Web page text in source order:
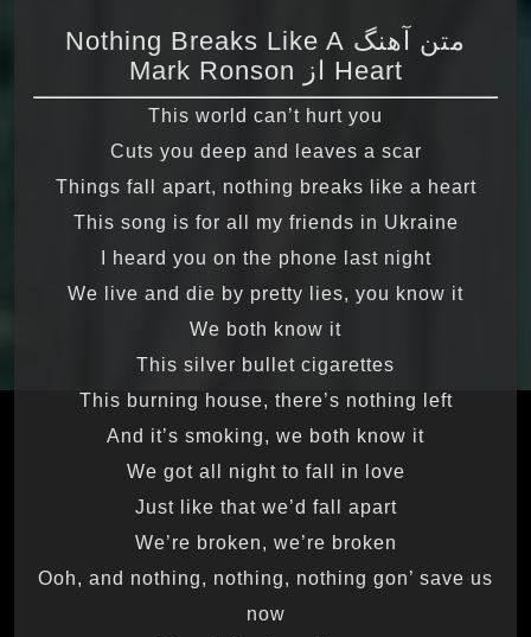
متن آهنگ Nothing Breaks Like A
Heart از Mark Ronson
This world can’t hurt you
Cuts you deep and leaves a scar
Things fall apart, nothing breaks like a heart
This song is for all my friends in Ukraine
I heard you on the phone last night
We live and die by pretty lies, you know it
We both know it
This silver bullet cigarettes
This burning house, there’s nothing left
And it’s smoking, we both know it
We got all night to fall in love
Just like that we’d fall apart
We’re broken, we’re broken
Ooh, and nothing, nothing, nothing gon’ save us
now